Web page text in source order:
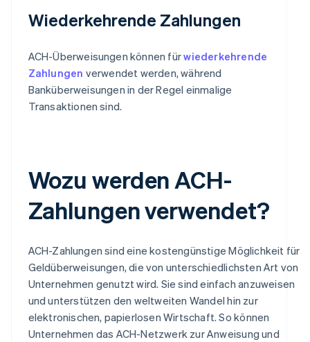
Wiederkehrende Zahlungen
ACH-Überweisungen können fürwiederkehrende
Zahlungen verwendet werden, während
Banküberweisungen in der Regel einmalige
Transaktionen sind.
Wozu werden ACH-
Zahlungen verwendet?
ACH-Zahlungen sind eine kostengünstige Möglichkeit für
Geldüberweisungen, die von unterschiedlichsten Art von
Unternehmen genutzt wird. Sie sind einfach anzuweisen
und unterstützen den weltweiten Wandel hin zur
elektronischen, papierlosen Wirtschaft. So können
Unternehmen das ACH-Netzwerk zur Anweisung und